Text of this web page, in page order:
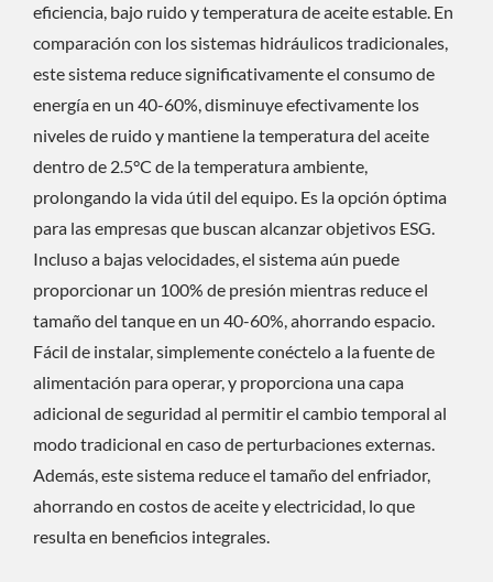
eficiencia, bajo ruido y temperatura de aceite estable. En
comparación con los sistemas hidráulicos tradicionales,
este sistema reduce significativamente el consumo de
energía en un 40-60%, disminuye efectivamente los
niveles de ruido y mantiene la temperatura del aceite
dentro de 2.5°C de la temperatura ambiente,
prolongando la vida útil del equipo. Es la opción óptima
para las empresas que buscan alcanzar objetivos ESG.
Incluso a bajas velocidades, el sistema aún puede
proporcionar un 100% de presión mientras reduce el
tamaño del tanque en un 40-60%, ahorrando espacio.
Fácil de instalar, simplemente conéctelo a la fuente de
alimentación para operar, y proporciona una capa
adicional de seguridad al permitir el cambio temporal al
modo tradicional en caso de perturbaciones externas.
Además, este sistema reduce el tamaño del enfriador,
ahorrando en costos de aceite y electricidad, lo que
resulta en beneficios integrales.